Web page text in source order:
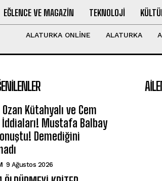
EĞLENCE VE MAGAZIN TEKNOLOJI
ALATURKA ONLINE ALATURKA
Kütahyalı ve Cem
İddiaları! Mustafa Balbay
Demediğini
9 Ağustos 2026